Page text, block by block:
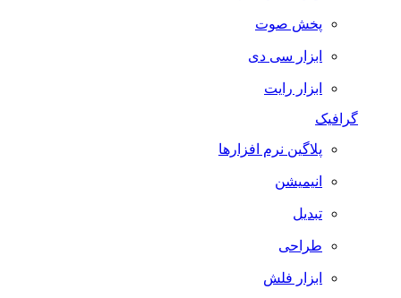
پخش صوت
ابزار سی دی
ابزار رایت
گرافیک
پلاگین نرم افزارها
انیمیشن
تبدیل
طراحی
ابزار فلش